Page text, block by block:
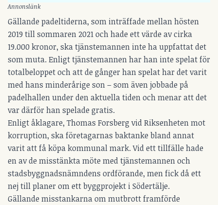
Annonslänk
Gällande padeltiderna, som inträffade mellan hösten
2019 till sommaren 2021 och hade ett värde av cirka
19.000 kronor, ska tjänstemannen inte ha uppfattat det
som muta. Enligt tjänstemannen har han inte spelat för
totalbeloppet och att de gånger han spelat har det varit
med hans minderårige son – som även jobbade på
padelhallen under den aktuella tiden och menar att det
var därför han spelade gratis.
Enligt åklagare, Thomas Forsberg vid Riksenheten mot
korruption, ska företagarnas baktanke bland annat
varit att få köpa kommunal mark. Vid ett tillfälle hade
en av de misstänkta möte med tjänstemannen och
stadsbyggnadsnämndens ordförande, men fick då ett
nej till planer om ett byggprojekt i Södertälje.
Gällande misstankarna om mutbrott framförde